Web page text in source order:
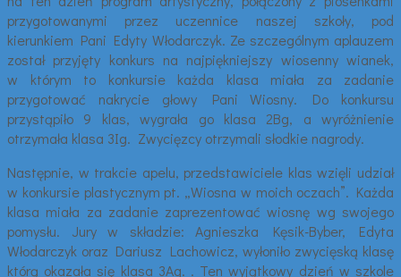
przygotowanymi przez uczennice naszej szkoły, pod
kierunkiem Pani Edyty Włodarczyk. Ze szczególnym aplauzem
został przyjęty konkurs na najpiękniejszy wiosenny wianek,
w którym to konkursie każda klasa miała za zadanie
przygotować nakrycie głowy Pani Wiosny. Do konkursu
przystąpiło 9 klas, wygrała go klasa 2Bg, a wyróżnienie
otrzymała klasa 3Ig. Zwycięzcy otrzymali słodkie nagrody.
Następnie, w trakcie apelu, przedstawiciele klas wzięli udział
w konkursie plastycznym pt. „Wiosna w moich oczach”. Każda
klasa miała za zadanie zaprezentować wiosnę wg swojego
pomysłu. Jury w składzie: Agnieszka Kęsik-Byber, Edyta
Włodarczyk oraz Dariusz Lachowicz, wyłoniło zwycięską klasę
którą okazała się klasa 3Ag. . Ten wyjątkowy dzień w szkole